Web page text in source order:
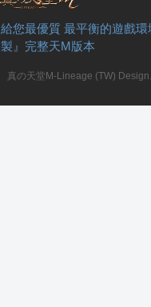
給您最優質 最平衡的遊戲
製』完整天M版本
真の天堂M-Lineage (TW)